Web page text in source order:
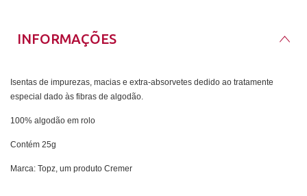
INFORMAÇÕES
Isentas de impurezas, macias e extra-absorvetes dedido ao tratamente
especial dado às fibras de algodão.
100% algodão em rolo
Contém 25g
Marca: Topz, um produto Cremer